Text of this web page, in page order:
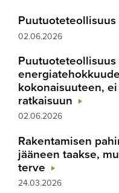
02.06.2026
kokonaisuuteen,
ratkaisuun
02.06.2026
Rakentamisen
jääneen taakse,
terve
24.03.2026